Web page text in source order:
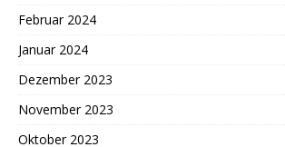
Februar 2024
Januar 2024
Dezember 2023
November 2023
Oktober 2023